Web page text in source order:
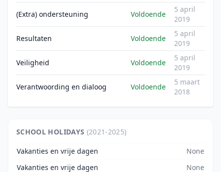
(Extra) ondersteuning Voldoende
5 april
2019
Resultaten Voldoende
5 april
2019
Veiligheid Voldoende
5 april
2019
Verantwoording en dialoog Voldoende
5 maart
2018
SCHOOL HOLIDAYS (2021-2025)
Vakanties en vrije dagen
None
Vakanties en vrije dagen
None